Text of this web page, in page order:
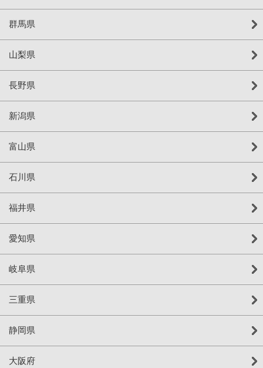
群馬県
山梨県
長野県
新潟県
富山県
石川県
福井県
愛知県
岐阜県
三重県
静岡県
大阪府